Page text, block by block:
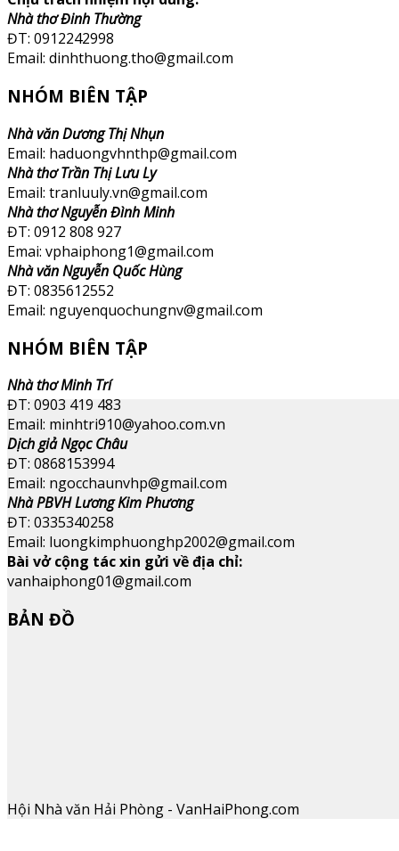
Nhà thơ Đinh Thường
ĐT: 0912242998
Email: dinhthuong.tho@gmail.com
NHÓM BIÊN TẬP
Nhà văn Dương Thị Nhụn
Email: haduongvhnthp@gmail.com
Nhà thơ Trần Thị Lưu Ly
Email: tranluuly.vn@gmail.com
Nhà thơ Nguyễn Đình Minh
ĐT: 0912 808 927
Emai: vphaiphong1@gmail.com
Nhà văn Nguyễn Quốc Hùng
ĐT: 0835612552
Email: nguyenquochungnv@gmail.com
NHÓM BIÊN TẬP
Nhà thơ Minh Trí
ĐT: 0903 419 483
Email: minhtri910@yahoo.com.vn
Dịch giả Ngọc Châu
ĐT: 0868153994
Email: ngocchaunvhp@gmail.com
Nhà PBVH Lương Kim Phương
ĐT: 0335340258
Email: luongkimphuonghp2002@gmail.com
Bài vở cộng tác xin gửi về địa chỉ:
vanhaiphong01@gmail.com
BẢN ĐỒ
Hội Nhà văn Hải Phòng - VanHaiPhong.com